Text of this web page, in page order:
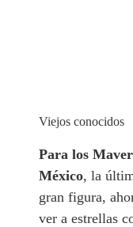
Viejos conocidos
Para los
México, la
gran figura,
ver a estrellas